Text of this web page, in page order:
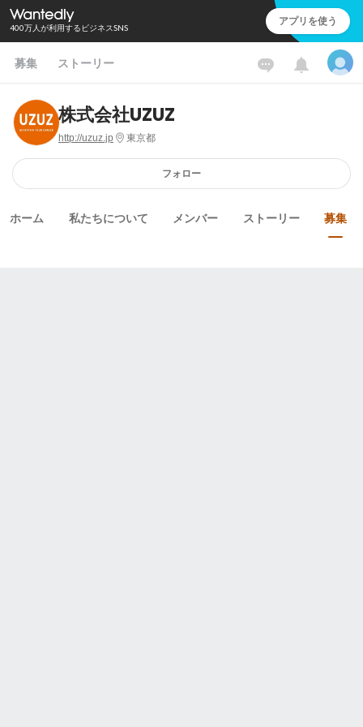
400万人が利用するビジネスSNS アプリを使う
募集 ストーリー
株式会社UZUZ
http://uzuz.jp 東京都
フォロー
ホーム 私たちについて メンバー ストーリー 募集